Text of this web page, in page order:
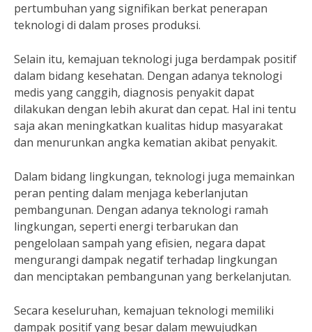
pertumbuhan yang signifikan berkat penerapan
teknologi di dalam proses produksi.
Selain itu, kemajuan teknologi juga berdampak positif
dalam bidang kesehatan. Dengan adanya teknologi
medis yang canggih, diagnosis penyakit dapat
dilakukan dengan lebih akurat dan cepat. Hal ini tentu
saja akan meningkatkan kualitas hidup masyarakat
dan menurunkan angka kematian akibat penyakit.
Dalam bidang lingkungan, teknologi juga memainkan
peran penting dalam menjaga keberlanjutan
pembangunan. Dengan adanya teknologi ramah
lingkungan, seperti energi terbarukan dan
pengelolaan sampah yang efisien, negara dapat
mengurangi dampak negatif terhadap lingkungan
dan menciptakan pembangunan yang berkelanjutan.
Secara keseluruhan, kemajuan teknologi memiliki
dampak positif yang besar dalam mewujudkan